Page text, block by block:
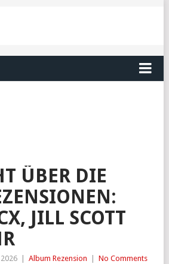
ÜBER DIE
JILL SCOTT
Album Rezension No Comments